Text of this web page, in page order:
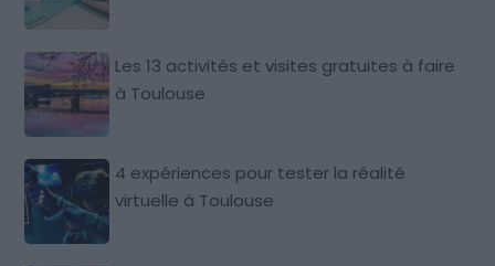
Les 13 activités et visites gratuites à faire
à Toulouse
4 expériences pour tester la réalité
virtuelle à Toulouse